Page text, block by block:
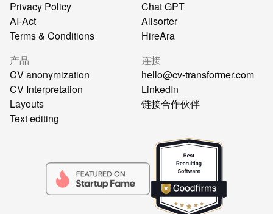
Privacy Policy
AI-Act
Terms & Conditions
产品
CV anonymization
CV Interpretation
Layouts
Text editing
Chat GPT
Allsorter
HireAra
连接
hello@cv-transformer.com
LinkedIn
链接合作伙伴